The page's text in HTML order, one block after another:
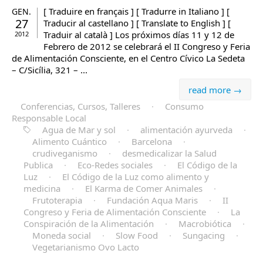
GEN.
27
2012
[ Traduire en français ] [ Tradurre in Italiano ] [
Traducir al castellano ] [ Translate to English ] [
Traduir al català ] Los próximos días 11 y 12 de
Febrero de 2012 se celebrará el II Congreso y Feria
de Alimentación Consciente, en el Centro Cívico La Sedeta
– C/Sicília, 321 – ...
read more →
Conferencias, Cursos, Talleres
·
Consumo
Responsable Local
Agua de Mar y sol
· alimentación ayurveda
·
Alimento Cuántico
· Barcelona
·
crudiveganismo
·
desmedicalizar la Salud
Publica
· Eco-Redes sociales ·
El Código de la
Luz
·
El Código de la Luz como alimento y
medicina
· El Karma de Comer Animales
·
Frutoterapia
· Fundación Aqua Maris ·
II
Congreso y Feria de Alimentación Consciente
·
La
Conspiración de la Alimentación
· Macrobiótica
·
Moneda social
· Slow Food · Sungacing
·
Vegetarianismo Ovo Lacto